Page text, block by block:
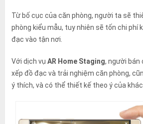
Từ bố cục của căn phòng, người ta sẽ
phòng kiểu mẫu, tuy nhiên sẽ tốn chi phí
đạc vào tận nơi.
Với dịch vụ AR Home Staging, người bán
xếp đồ đạc và trải nghiệm căn phòng,
ý thích, và có thể thiết kế theo ý của